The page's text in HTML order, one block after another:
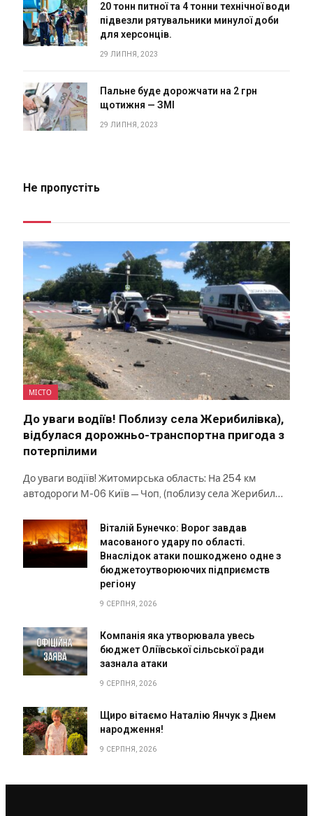
20 тонн питної та 4 тонни технічної води
підвезли рятувальники минулої доби
для херсонців.
29 ЛИПНЯ, 2023
Пальне буде дорожчати на 2 грн
щотижня — ЗМІ
29 ЛИПНЯ, 2023
Не пропустіть
МІСТО
До уваги водіїв! Поблизу села Жерибилівка),
відбулася дорожньо-транспортна пригода з
потерпілими
До уваги водіїв! Житомирська область: На 254 км
автодороги М-06 Київ — Чоп, (поблизу села Жерибил…
Віталій Бунечко: Ворог завдав
масованого удару по області.
Внаслідок атаки пошкоджено одне з
бюджетоутворюючих підприємств
регіону
9 СЕРПНЯ, 2026
Компанія яка утворювала увесь
бюджет Оліївської сільської ради
зазнала атаки
9 СЕРПНЯ, 2026
Щиро вітаємо Наталію Янчук з Днем
народження!
9 СЕРПНЯ, 2026